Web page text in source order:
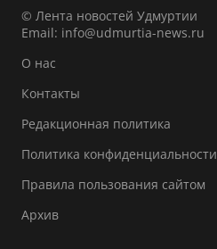
© Лента новостей Удмуртии
Email: info@udmurtia-news.ru
О нас
Контакты
Редакционная политика
Политика конфиденциальности
Правила пользования сайтом
Архив